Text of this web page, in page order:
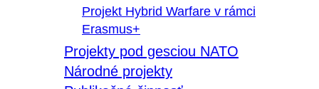
Projekt Hybrid Warfare v rámci
Erasmus+
Projekty pod gesciou NATO
Národné projekty